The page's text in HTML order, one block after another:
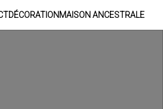
DÉCORATIONMAISON ANCESTRALE